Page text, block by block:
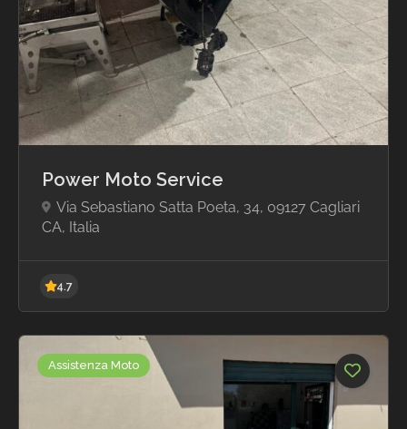
4.9
Power Moto Service
Via Sebastiano Satta Poeta, 34, 09127 Cagliari
CA, Italia
Assistenza Moto